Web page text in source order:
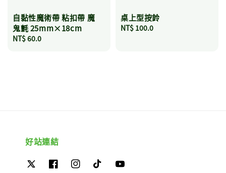
自黏性魔術帶 粘扣帶 魔
鬼氈 25mm×18cm
Regular
NT$ 60.0
桌上型按鈴
Regular
NT$ 100.0
好站連結